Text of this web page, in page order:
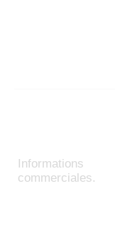
Informations
commerciales.